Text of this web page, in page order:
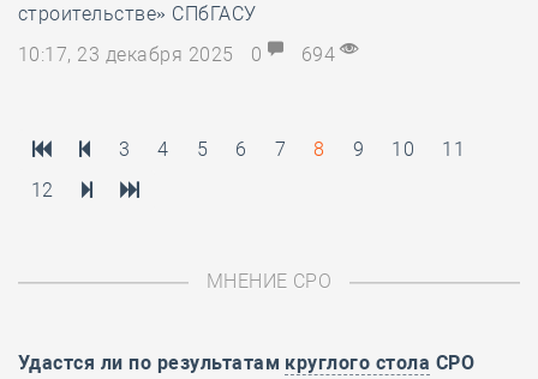
строительстве» СПбГАСУ
10:17, 23 декабря 2025
0 694
3 4 5 6 7 8 9 10
11
12
МНЕНИЕ СРО
Удастся ли по результатам круглого стола СРО